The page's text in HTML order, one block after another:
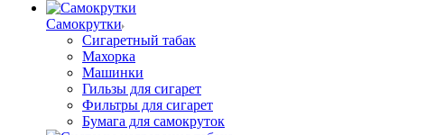
Самокрутки
Сигаретный табак
Махорка
Машинки
Гильзы для сигарет
Фильтры для сигарет
Бумага для самокруток